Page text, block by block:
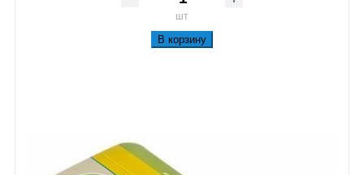
шт
В корзину